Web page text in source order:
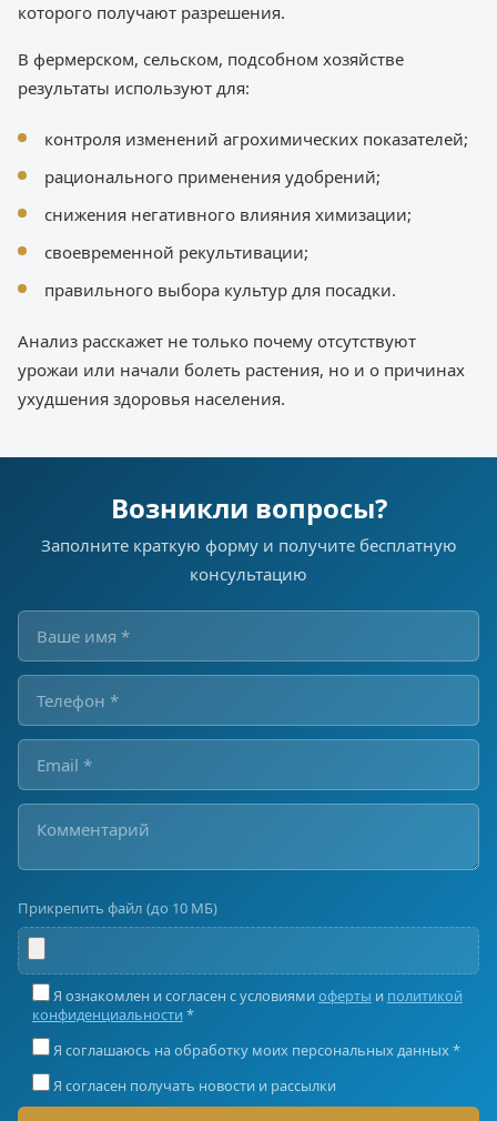
которого получают разрешения.
В фермерском, сельском, подсобном хозяйстве
результаты используют для:
контроля изменений агрохимических показателей;
рационального применения удобрений;
снижения негативного влияния химизации;
своевременной рекультивации;
правильного выбора культур для посадки.
Анализ расскажет не только почему отсутствуют
урожаи или начали болеть растения, но и о причинах
ухудшения здоровья населения.
Возникли вопросы?
Заполните краткую форму и получите бесплатную
консультацию
Прикрепить файл (до 10 МБ)
Я ознакомлен и согласен с условиями оферты и политикой
конфиденциальности *
Я соглашаюсь на обработку моих персональных данных *
Я согласен получать новости и рассылки